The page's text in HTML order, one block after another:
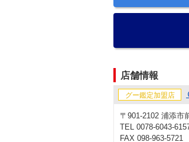
店舗情報
グー鑑定加盟店
〒901-2102 浦添市
TEL 0078-6043-
FAX 098-963-5721